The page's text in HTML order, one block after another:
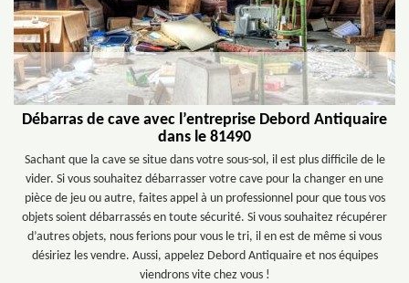
Débarras de cave avec l’entreprise Debord Antiquaire
dans le 81490
Sachant que la cave se situe dans votre sous-sol, il est plus difficile de le
vider. Si vous souhaitez débarrasser votre cave pour la changer en une
pièce de jeu ou autre, faites appel à un professionnel pour que tous vos
objets soient débarrassés en toute sécurité. Si vous souhaitez récupérer
d’autres objets, nous ferions pour vous le tri, il en est de même si vous
désiriez les vendre. Aussi, appelez Debord Antiquaire et nos équipes
viendrons vite chez vous !